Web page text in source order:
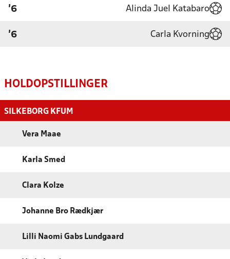
'6 Alinda Juel Katabaro
'6 Carla Kvorning
HOLDOPSTILLINGER
SILKEBORG KFUM
Vera Maae
Karla Smed
Clara Kolze
Johanne Bro Rædkjær
Lilli Naomi Gabs Lundgaard